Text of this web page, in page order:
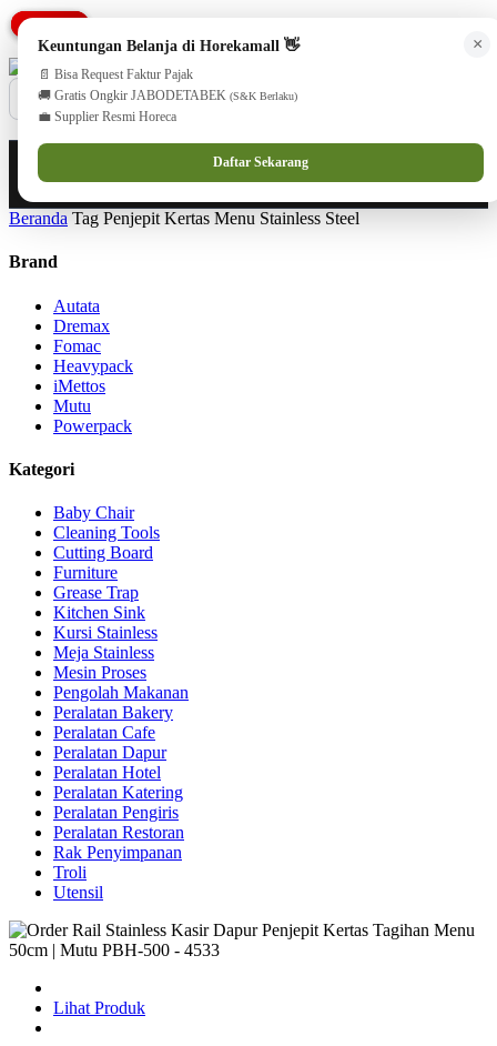
08551688000 (Customer Care)
×
Keuntungan Belanja di Horekamall 👋
📄 Bisa Request Faktur Pajak
🚚 Gratis Ongkir JABODETABEK (S&K Berlaku)
💼 Supplier Resmi Horeca
Daftar Sekarang
Beranda Tag Penjepit Kertas Menu Stainless Steel
Brand
Autata
Dremax
Fomac
Heavypack
iMettos
Mutu
Powerpack
Kategori
Baby Chair
Cleaning Tools
Cutting Board
Furniture
Grease Trap
Kitchen Sink
Kursi Stainless
Meja Stainless
Mesin Proses
Pengolah Makanan
Peralatan Bakery
Peralatan Cafe
Peralatan Dapur
Peralatan Hotel
Peralatan Katering
Peralatan Pengiris
Peralatan Restoran
Rak Penyimpanan
Troli
Utensil
PROMO
Lihat Produk
PROMO
PROMO